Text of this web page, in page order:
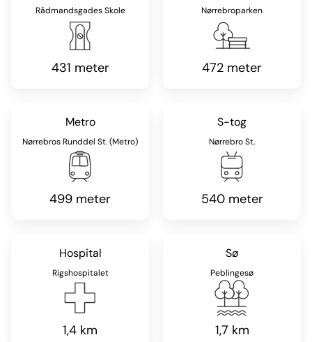
Rådmandsgades Skole
431 meter
Nørrebroparken
472 meter
Metro
Nørrebros Runddel St. (Metro)
499 meter
S-tog
Nørrebro St.
540 meter
Hospital
Rigshospitalet
1,4 km
Sø
Peblingesø
1,7 km